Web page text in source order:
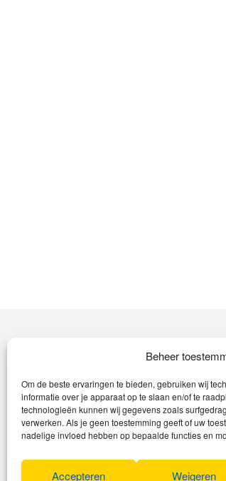
Beheer
Om de beste ervaringen te bieden, gebruiken wij
informatie over je apparaat op te slaan en/of te
technologieën kunnen wij gegevens zoals
verwerken. Als je geen toestemming geeft of uw
nadelige invloed hebben op bepaalde functies en
Accepteren Weigeren
Over Leroy
Leroy verzorgt de verkoop,
en eventuele herstellingen van
(elektrische) fietsen en
Algemene voorwaarden